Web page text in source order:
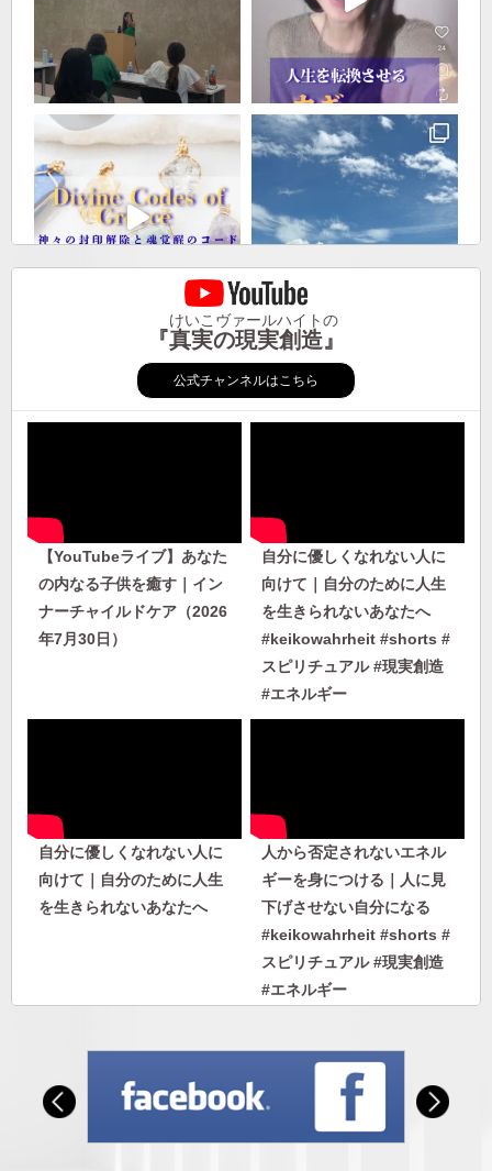
けいこヴァールハイトの
『真実の現実創造』
公式チャンネルはこちら
【YouTubeライブ】あなた
の内なる子供を癒す｜イン
ナーチャイルドケア（2026
年7月30日）
自分に優しくなれない人に
向けて｜自分のために人生
を生きられないあなたへ
#keikowahrheit #shorts #
スピリチュアル #現実創造
#エネルギー
自分に優しくなれない人に
向けて｜自分のために人生
を生きられないあなたへ
人から否定されないエネル
ギーを身につける｜人に見
下げさせない自分になる
#keikowahrheit #shorts #
スピリチュアル #現実創造
#エネルギー
人から否定されないエネル
【私のヘミシンク体験】フ